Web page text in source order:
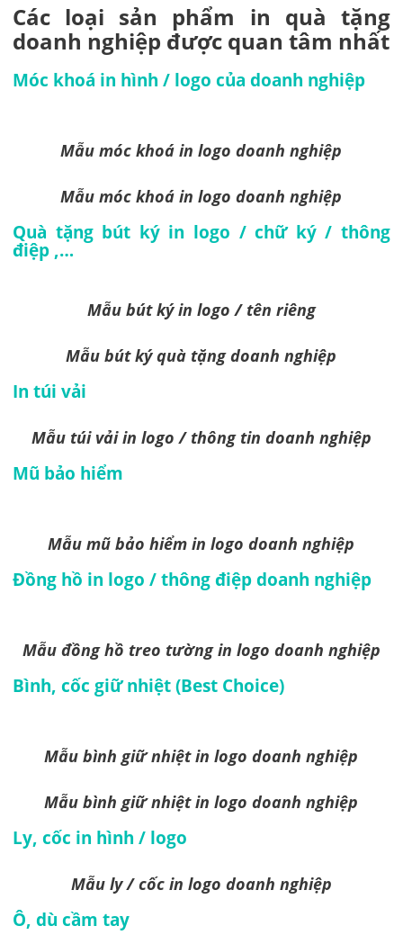
Các loại sản phẩm in quà tặng
doanh nghiệp được quan tâm nhất
Móc khoá in hình / logo của doanh nghiệp
Mẫu móc khoá in logo doanh nghiệp
Mẫu móc khoá in logo doanh nghiệp
Quà tặng bút ký in logo / chữ ký / thông
điệp ,…
Mẫu bút ký in logo / tên riêng
Mẫu bút ký quà tặng doanh nghiệp
In túi vải
Mẫu túi vải in logo / thông tin doanh nghiệp
Mũ bảo hiểm
Mẫu mũ bảo hiểm in logo doanh nghiệp
Đồng hồ in logo / thông điệp doanh nghiệp
Mẫu đồng hồ treo tường in logo doanh nghiệp
Bình, cốc giữ nhiệt (Best Choice)
Mẫu bình giữ nhiệt in logo doanh nghiệp
Mẫu bình giữ nhiệt in logo doanh nghiệp
Ly, cốc in hình / logo
Mẫu ly / cốc in logo doanh nghiệp
Ô, dù cầm tay